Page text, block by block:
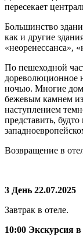
пересекает
Большинство
как и другие
«неоренессанса»,
По пешеходной
дореволюционное
ночью. Многие
бежевым камнем
наступлением
представить,
Возвращение в
3 День 22.07.2025
Завтрак в отеле.
10:00 Экскурсия